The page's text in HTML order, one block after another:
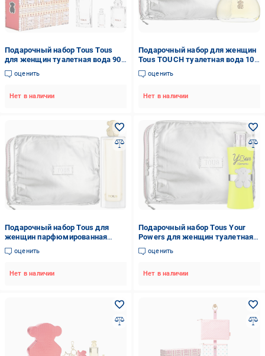
Подарочный набор Tous Tous
для женщин туалетная вода 90
мл/30 мл/4,5 мл (51013)
оценить
Нет в наличии
Подарочный набор для женщин
Tous TOUCH туалетная вода 100
мл и косметичка (51011)
оценить
Нет в наличии
Подарочный набор Tous для
женщин парфюмированная
вода 90 мл/косметичка/
цветочно-шипровый аромат
оценить
Нет в наличии
Подарочный набор Tous Your
Powers для женщин туалетная
вода 90 мл/косметичка (51012)
оценить
Нет в наличии